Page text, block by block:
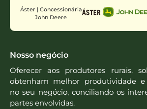
Áster | Concessionária
John Deere
Nosso negócio
Oferecer aos produtores rurais,
obtenham melhor produtividade e
no seu negócio, conciliando os
partes envolvidas.